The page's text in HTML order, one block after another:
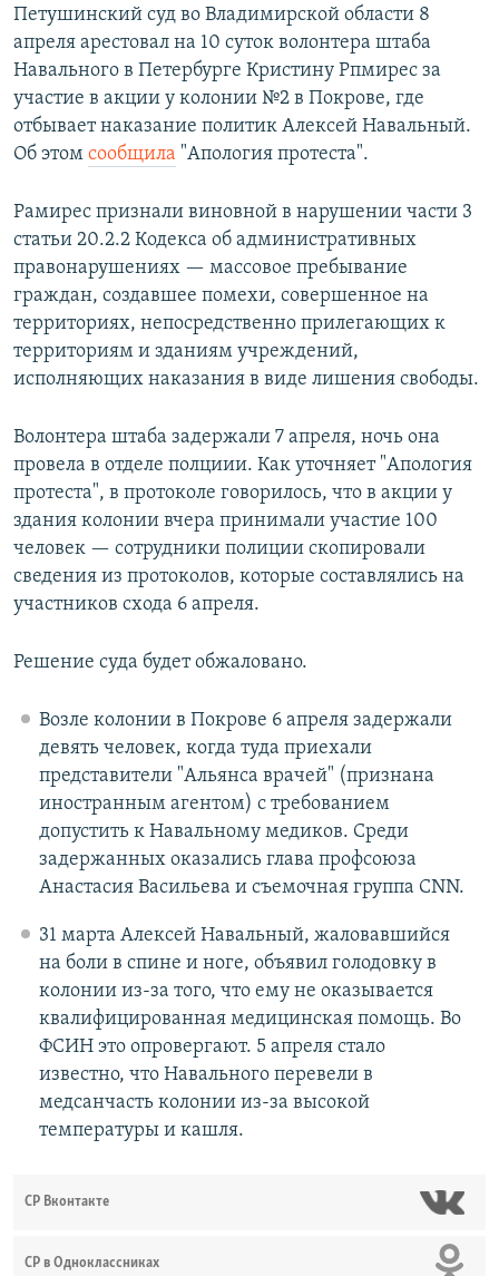
Все сайты РСЕ/РС
Петушинский суд во Владимирской области 8
апреля арестовал на 10 суток волонтера штаба
Навального в Петербурге Кристину Рпмирес за
участие в акции у колонии №2 в Покрове, где
отбывает наказание политик Алексей Навальный.
Об этом сообщила "Апология протеста".
Рамирес признали виновной в нарушении части 3
статьи 20.2.2 Кодекса об административных
правонарушениях — массовое пребывание
граждан, создавшее помехи, совершенное на
территориях, непосредственно прилегающих к
территориям и зданиям учреждений,
исполняющих наказания в виде лишения свободы.
Волонтера штаба задержали 7 апреля, ночь она
провела в отделе полциии. Как уточняет "Апология
протеста", в протоколе говорилось, что в акции у
здания колонии вчера принимали участие 100
человек — сотрудники полиции скопировали
сведения из протоколов, которые составлялись на
участников схода 6 апреля.
Решение суда будет обжаловано.
Возле колонии в Покрове 6 апреля задержали
девять человек, когда туда приехали
представители "Альянса врачей" (признана
иностранным агентом) с требованием
допустить к Навальному медиков. Среди
задержанных оказались глава профсоюза
Анастасия Васильева и съемочная группа CNN.
31 марта Алексей Навальный, жаловавшийся
на боли в спине и ноге, объявил голодовку в
колонии из-за того, что ему не оказывается
квалифицированная медицинская помощь. Во
ФСИН это опровергают. 5 апреля стало
известно, что Навального перевели в
медсанчасть колонии из-за высокой
температуры и кашля.
СР Вконтакте
СР в Одноклассниках